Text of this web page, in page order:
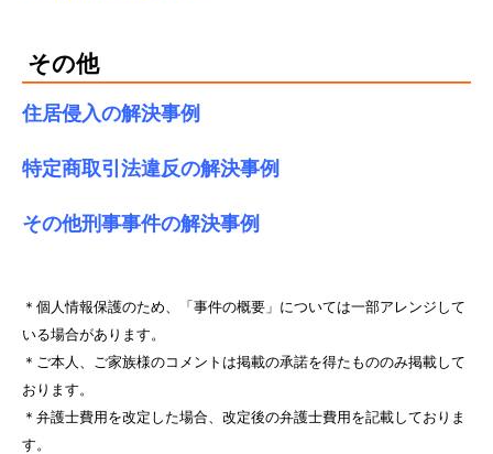
その他
住居侵入の解決事例
特定商取引法違反の解決事例
その他刑事事件の解決事例
＊個人情報保護のため、「事件の概要」については一部アレンジして
いる場合があります。
＊ご本人、ご家族様のコメントは掲載の承諾を得たもののみ掲載して
おります。
＊弁護士費用を改定した場合、改定後の弁護士費用を記載しておりま
す。